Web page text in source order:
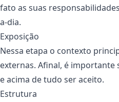
fato as suas
a-dia.
Exposição
Nessa etapa o contexto
externas. Afinal, é importante
e acima de tudo ser aceito.
Estrutura